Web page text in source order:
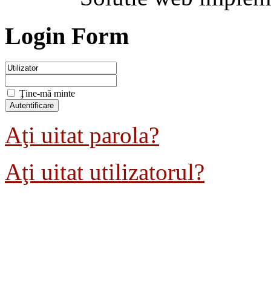
Login Form
Ţine-mă minte
Aţi uitat parola?
Aţi uitat utilizatorul?